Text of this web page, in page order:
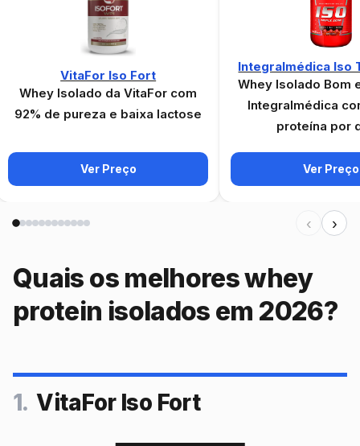
VitaFor Iso Fort
Whey Isolado da VitaFor com
92% de pureza e baixa lactose
Ver Preço
Integralmédica Iso
Whey Isolado Bom
Integralmédica
proteína por
Ver Preço
‹ ›
Quais os melhores whey
protein isolados em 2026?
1. VitaFor Iso Fort